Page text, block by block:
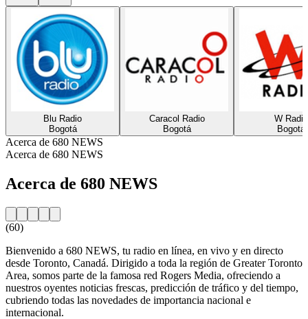
Blu Radio
Bogotá
Caracol Radio
Bogotá
W Radio
Bogotá
Acerca de 680 NEWS
Acerca de 680 NEWS
Acerca de 680 NEWS
(60)
Bienvenido a 680 NEWS, tu radio en línea, en vivo y en directo
desde Toronto, Canadá. Dirigido a toda la región de Greater Toronto
Area, somos parte de la famosa red Rogers Media, ofreciendo a
nuestros oyentes noticias frescas, predicción de tráfico y del tiempo,
cubriendo todas las novedades de importancia nacional e
internacional.